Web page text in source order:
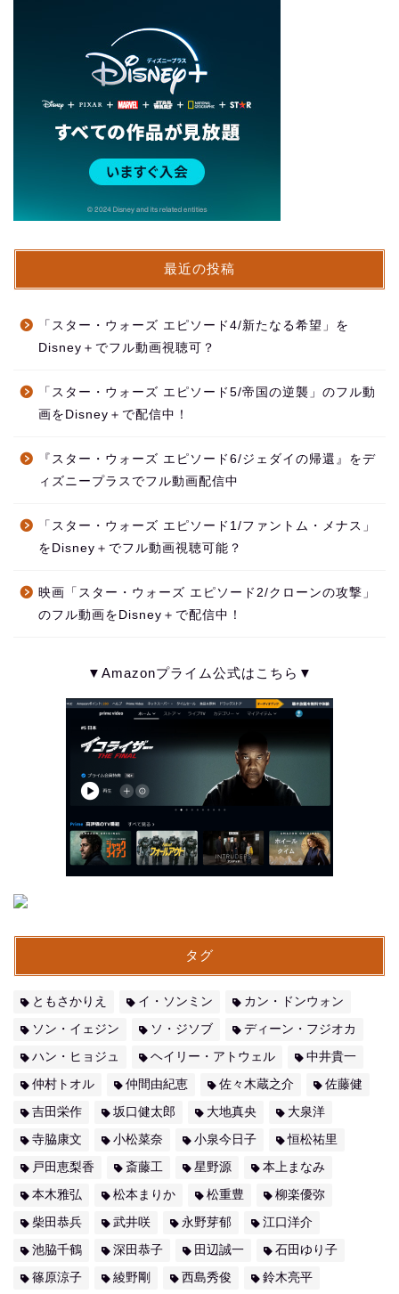
最近の投稿
「スター・ウォーズ エピソード4/新たなる希望」を
Disney＋でフル動画視聴可？
「スター・ウォーズ エピソード5/帝国の逆襲」のフル動
画をDisney＋で配信中！
『スター・ウォーズ エピソード6/ジェダイの帰還』をデ
ィズニープラスでフル動画配信中
「スター・ウォーズ エピソード1/ファントム・メナス」
をDisney＋でフル動画視聴可能？
映画「スター・ウォーズ エピソード2/クローンの攻撃」
のフル動画をDisney＋で配信中！
▼Amazonプライム公式はこちら▼
タグ
ともさかりえ イ・ソンミン カン・ドンウォン
ソン・イェジン ソ・ジソブ ディーン・フジオカ
ハン・ヒョジュ ヘイリー・アトウェル 中井貴一
仲村トオル 仲間由紀恵 佐々木蔵之介 佐藤健
吉田栄作 坂口健太郎 大地真央 大泉洋
寺脇康文 小松菜奈 小泉今日子 恒松祐里
戸田恵梨香 斎藤工 星野源 本上まなみ
本木雅弘 松本まりか 松重豊 柳楽優弥
柴田恭兵 武井咲 永野芽郁 江口洋介
池脇千鶴 深田恭子 田辺誠一 石田ゆり子
篠原涼子 綾野剛 西島秀俊 鈴木亮平